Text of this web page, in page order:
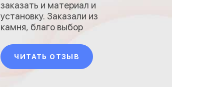
заказать и материал и
установку. Заказали из
камня, благо выбор
большой. Встало все это
конечно в копеечку, но
дешевле, чем у их
ЧИТАТЬ ОТЗЫВ